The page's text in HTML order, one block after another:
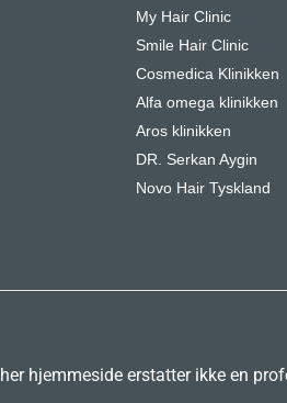
My Hair Clinic
Smile Hair Clinic
Cosmedica Klinikken
Alfa omega klinikken
Aros klinikken
DR. Serkan Aygin
Novo Hair Tyskland
hjemmeside erstatter ikke en